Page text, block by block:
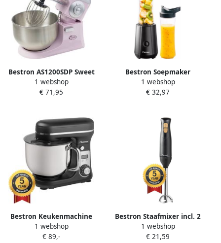
Bestron AS1200SDP Sweet
Dreams Keukenmachine
1200w 240v Rvs Roze 4-
1 webshop
€ 71,95
Bestron Soepmaker
ASMX300BL Zwart
1 webshop
€ 32,97
Bestron Keukenmachine
Super Stille (65dB) 4-in-1
Keukenmachine met DC-
1 webshop
€ 89,-
Bestron Staafmixer incl. 2
Snelheden & ergonomisch
Handgreep Incl.
1 webshop
€ 21,59